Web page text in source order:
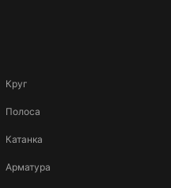
Круг
Полоса
Катанка
Арматура